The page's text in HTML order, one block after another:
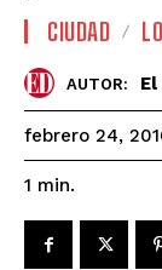
CIUDAD
AUTOR:
febrero 24,
1 min.